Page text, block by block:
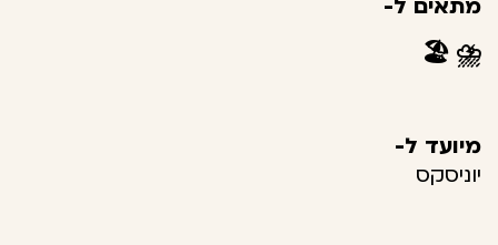
מתאים ל-
⛈️
🏖️
מיועד ל-
יוניסקס